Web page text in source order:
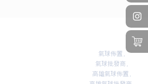
氣球佈置
氣球批發商
高雄氣球佈置